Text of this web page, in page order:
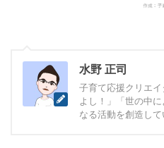
水野 正司
子育て応援クリエ
よし！」「世の中
なる活動を創造して